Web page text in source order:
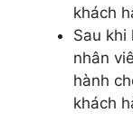
khách
Sau khi
nhân
hành
khách